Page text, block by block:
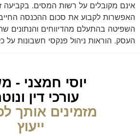
אינם מקובלים על רשות המסים. בקביעה
האפשרות לקבוע את סכום ההכנסה
השפיטה בהתעלם מהדיווחים והנתונים
העסק. הוראות ניהול פנקסי חשבונות על
יוסי חמצני -
עורכי דין
מזמינים אותך
ייעוץ